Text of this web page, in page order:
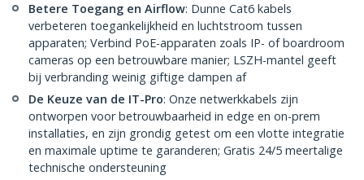
Betere Toegang en Airflow: Dunne Cat6 kabels
verbeteren toegankelijkheid en luchtstroom tussen
apparaten; Verbind PoE-apparaten zoals IP- of boardroom
cameras op een betrouwbare manier; LSZH-mantel geeft
bij verbranding weinig giftige dampen af
De Keuze van de IT-Pro: Onze netwerkkabels zijn
ontworpen voor betrouwbaarheid in edge en on-prem
installaties, en zijn grondig getest om een vlotte integratie
en maximale uptime te garanderen; Gratis 24/5 meertalige
technische ondersteuning